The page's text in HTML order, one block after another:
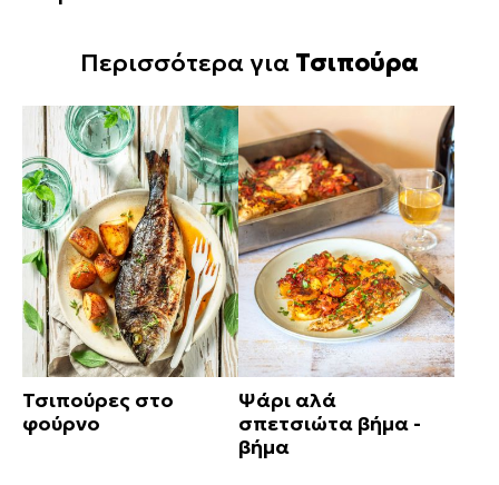
Περισσότερα για Τσιπούρα
Τσιπούρες στο
φούρνο
Ψάρι αλά
σπετσιώτα βήμα -
βήμα